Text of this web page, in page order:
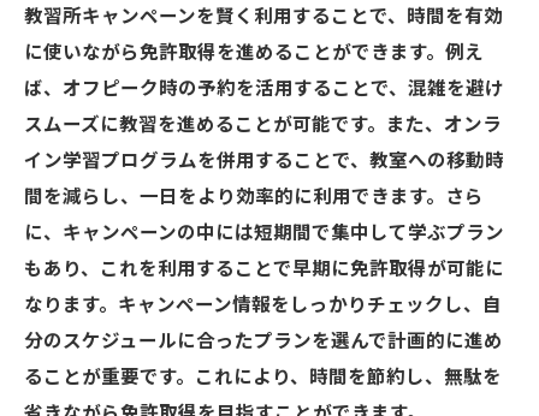
教習所キャンペーンを賢く利用することで、時間を有効
に使いながら免許取得を進めることができます。例え
ば、オフピーク時の予約を活用することで、混雑を避け
スムーズに教習を進めることが可能です。また、オンラ
イン学習プログラムを併用することで、教室への移動時
間を減らし、一日をより効率的に利用できます。さら
に、キャンペーンの中には短期間で集中して学ぶプラン
もあり、これを利用することで早期に免許取得が可能に
なります。キャンペーン情報をしっかりチェックし、自
分のスケジュールに合ったプランを選んで計画的に進め
ることが重要です。これにより、時間を節約し、無駄を